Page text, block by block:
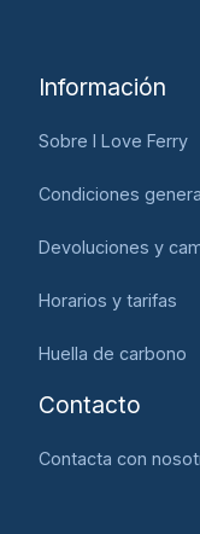
Información
Sobre I Love Ferry
Condiciones
Devoluciones y
Horarios y tarifas
Huella de carbono
Contacto
Contacta con